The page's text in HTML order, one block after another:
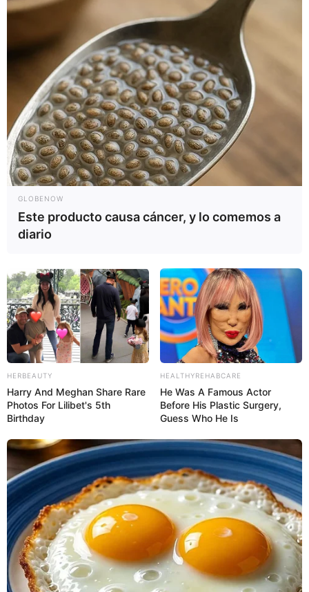
GLOBENOW
Este producto causa cáncer, y lo comemos a
diario
HERBEAUTY
Harry And Meghan Share Rare
Photos For Lilibet's 5th
Birthday
HEALTHYREHABCARE
He Was A Famous Actor
Before His Plastic Surgery,
Guess Who He Is